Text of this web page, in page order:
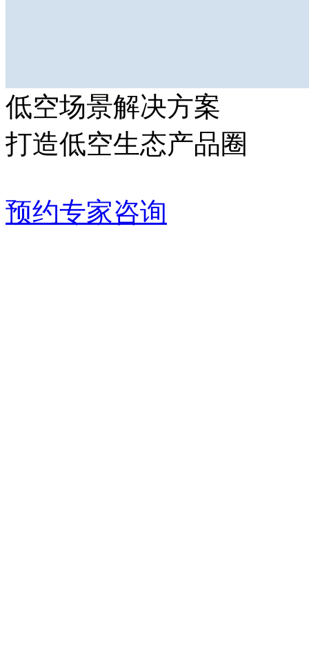
低空场景解决方案
打造低空生态产品圈
预约专家咨询